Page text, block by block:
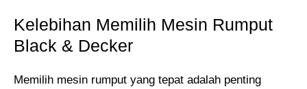
Kelebihan Memilih Mesin Rumput
Black & Decker
Memilih mesin rumput yang tepat adalah penting